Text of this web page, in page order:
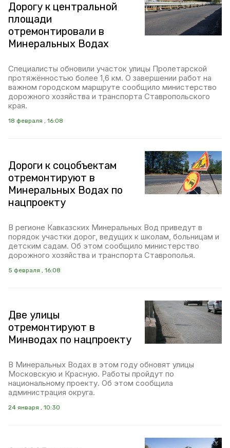
Дорогу к центральной
площади
отремонтировали в
Минеральных Водах
Специалисты обновили участок улицы Пролетарской
протяжённостью более 1,6 км. О завершении работ на
важном городском маршруте сообщило министерство
дорожного хозяйства и транспорта Ставропольского
края.
18 февраля , 16:08
Дороги к соцобъектам
отремонтируют в
Минеральных Водах по
нацпроекту
В регионе Кавказских Минеральных Вод приведут в
порядок участки дорог, ведущих к школам, больницам и
детским садам. Об этом сообщило министерство
дорожного хозяйства и транспорта Ставрополья.
5 февраля , 16:08
Две улицы
отремонтируют в
Минводах по нацпроекту
В Минеральных Водах в этом году обновят улицы
Московскую и Красную. Работы пройдут по
национальному проекту. Об этом сообщила
администрация округа.
24 января , 10:30